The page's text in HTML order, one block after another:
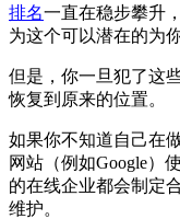
排名一直在稳步攀升
为这个可以潜在的为
但是，你一旦犯了这
恢复到原来的位置。
如果你不知道自己在
网站（例如Google）
的在线企业都会制定
维护。